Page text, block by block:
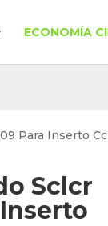
ECONOMÍA
Para Inserto
Sclcr
Inserto